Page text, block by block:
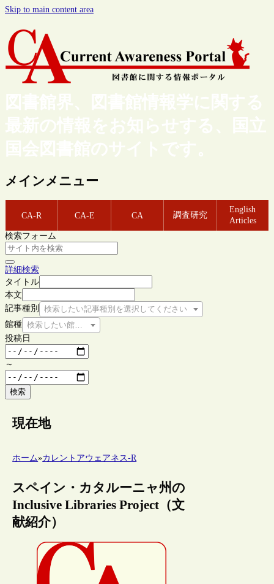
Skip to main content area
図書館界、図書館情報学に関する
最新の情報をお知らせする、国立
国会図書館のサイトです。
メインメニュー
CA-R CA-E CA 調査研究
English
Articles
検索フォーム
詳細検索
タイトル
本文
記事種別
検索したい記事種別を選択してください
館種 検索したい館種を選択してください
投稿日
～
検索
現在地
ホーム»カレントアウェアネス-R
スペイン・カタルーニャ州の
Inclusive Libraries Project（文
献紹介）